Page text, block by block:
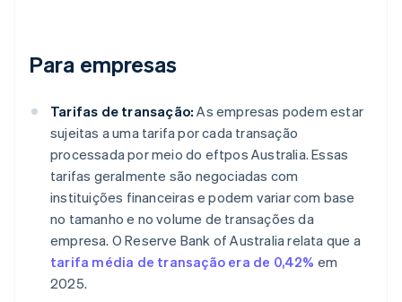
Para empresas
Tarifas de transação: As empresas podem estar
sujeitas a uma tarifa por cada transação
processada por meio do eftpos Australia. Essas
tarifas geralmente são negociadas com
instituições financeiras e podem variar com base
no tamanho e no volume de transações da
empresa. O Reserve Bank of Australia relata que a
tarifa média de transação era de 0,42% em
2025.